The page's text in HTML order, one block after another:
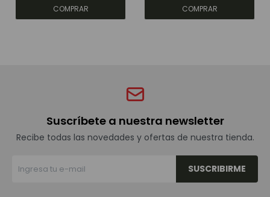
Suscríbete a nuestra newsletter
Recibe todas las novedades y ofertas de nuestra tienda.
SUSCRIBIRME